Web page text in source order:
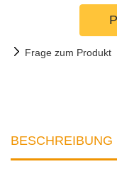
Frage zum Produkt
BESCHREIBUNG